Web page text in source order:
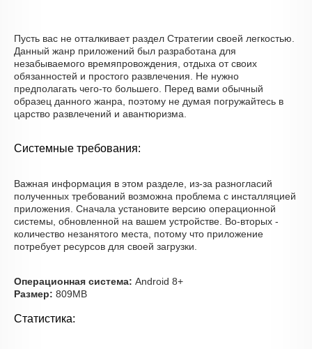
Пусть вас не отталкивает раздел Стратегии своей легкостью.
Данный жанр приложений был разработана для
незабываемого времяпровождения, отдыха от своих
обязанностей и простого развлечения. Не нужно
предполагать чего-то большего. Перед вами обычный
образец данного жанра, поэтому не думая погружайтесь в
царство развлечений и авантюризма.
Системные требования:
Важная информация в этом разделе, из-за разногласий
полученных требований возможна проблема с инсталляцией
приложения. Сначала установите версию операционной
системы, обновленной на вашем устройстве. Во-вторых -
количество незанятого места, потому что приложение
потребует ресурсов для своей загрузки.
Операционная система: Android 8+
Размер: 809MB
Статистика: